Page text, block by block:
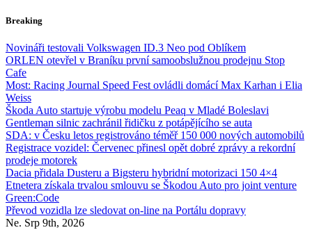
Skip
content
Breaking
Novináři testovali Volkswagen ID.3 Neo pod Oblíkem
ORLEN otevřel v Braníku první samoobslužnou prodejnu Stop
Cafe
Most: Racing Journal Speed Fest ovládli domácí Max Karhan i Elia
Weiss
Škoda Auto startuje výrobu modelu Peaq v Mladé Boleslavi
Gentleman silnic zachránil řidičku z potápějícího se auta
SDA: v Česku letos registrováno téměř 150 000 nových automobilů
Registrace vozidel: Červenec přinesl opět dobré zprávy a rekordní
prodeje motorek
Dacia přidala Dusteru a Bigsteru hybridní motorizaci 150 4×4
Etnetera získala trvalou smlouvu se Škodou Auto pro joint venture
Green:Code
Převod vozidla lze sledovat on-line na Portálu dopravy
Ne. Srp 9th, 2026